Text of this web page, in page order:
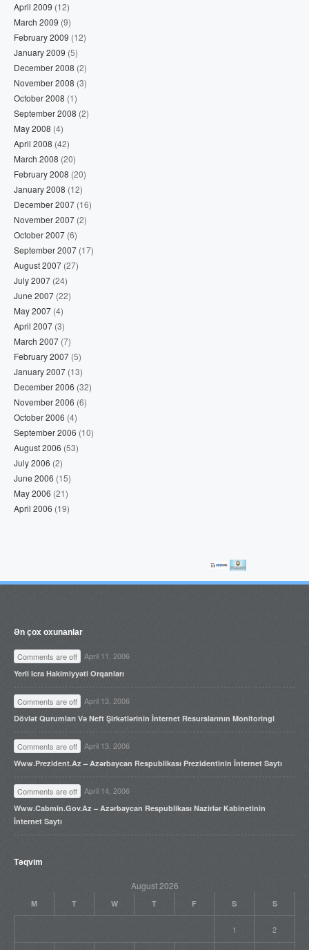
April 2009 (12)
March 2009 (9)
February 2009 (12)
January 2009 (5)
December 2008 (2)
November 2008 (3)
October 2008 (1)
September 2008 (2)
May 2008 (4)
April 2008 (42)
March 2008 (20)
February 2008 (20)
January 2008 (12)
December 2007 (16)
November 2007 (2)
October 2007 (6)
September 2007 (17)
August 2007 (27)
July 2007 (24)
June 2007 (22)
May 2007 (4)
April 2007 (3)
March 2007 (7)
February 2007 (5)
January 2007 (13)
December 2006 (32)
November 2006 (6)
October 2006 (4)
September 2006 (10)
August 2006 (53)
July 2006 (2)
June 2006 (15)
May 2006 (21)
April 2006 (19)
Ən çox oxunanlar
Comments are off April 11, 2006
Yerli Icra Hakimiyyəti Orqanları
Comments are off April 13, 2006
Dövlət Qurumları Və Neft Şirkətlərinin İnternet Resurslarının Monitoringi
Comments are off April 13, 2006
Www.prezident.az – Azərbaycan Respublikası Prezidentinin İnternet Saytı
Comments are off April 14, 2006
Www.cabmin.gov.az – Azərbaycan Respublikası Nazirlər Kabinetinin
İnternet Saytı
Təqvim
August 2026
M T W T F S S
1 2